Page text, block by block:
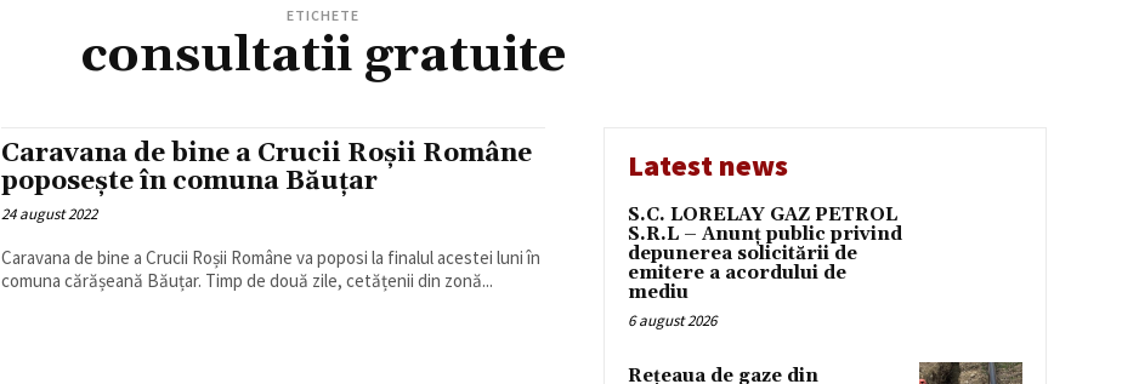
ETICHETE
consultatii gratuite
Caravana de bine a Crucii Roșii Române
poposește în comuna Băuțar
24 august 2022
Caravana de bine a Crucii Roșii Române va poposi la finalul acestei luni în
comuna cărășeană Băuțar. Timp de două zile, cetățenii din zonă...
Latest news
S.C. LORELAY GAZ PETROL
S.R.L – Anunț public privind
depunerea solicitării de
emitere a acordului de
mediu
6 august 2026
Rețeaua de gaze din